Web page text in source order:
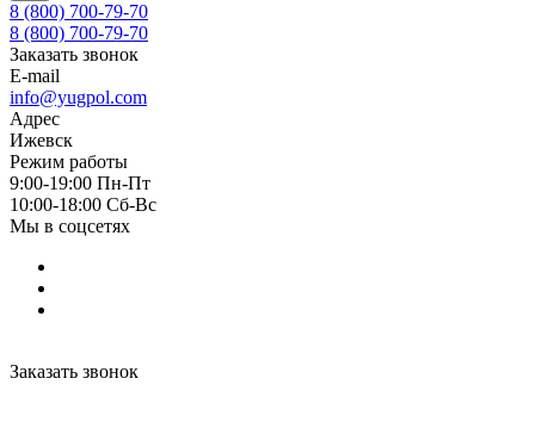
8 (800) 700-79-70
8 (800) 700-79-70
Заказать звонок
E-mail
info@yugpol.com
Адрес
Ижевск
Режим работы
9:00-19:00 Пн-Пт
10:00-18:00 Cб-Вс
Мы в соцсетях
Заказать звонок